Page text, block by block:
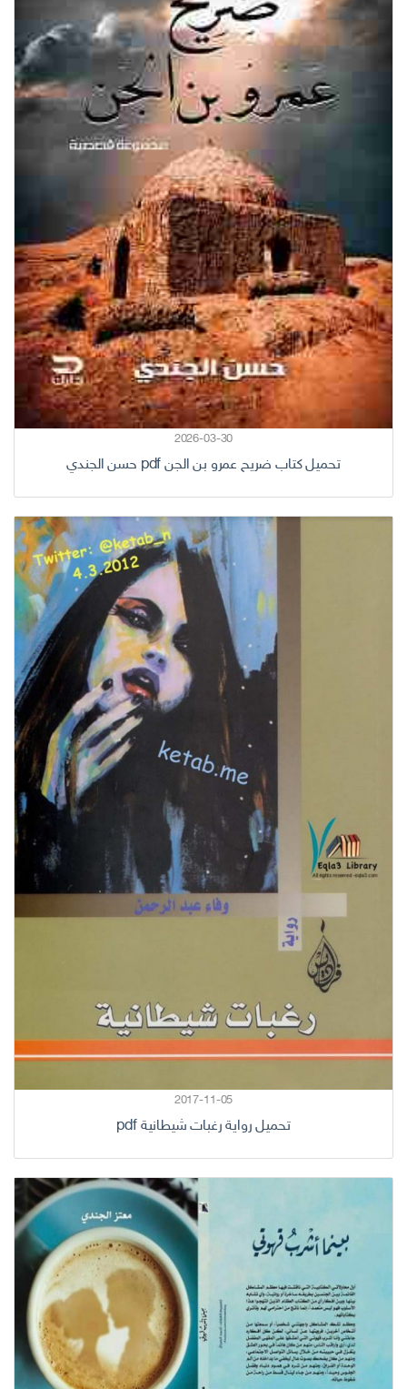
2026-03-30
تحميل كتاب ضريح عمرو بن الجن pdf حسن الجندي
2017-11-05
تحميل رواية رغبات شيطانية pdf